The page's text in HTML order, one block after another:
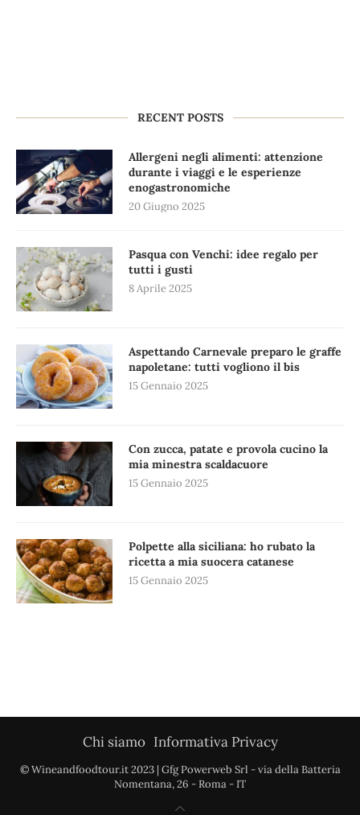
RECENT POSTS
Allergeni negli alimenti: attenzione
durante i viaggi e le esperienze
enogastronomiche
20 Giugno 2025
Pasqua con Venchi: idee regalo per
tutti i gusti
8 Aprile 2025
Aspettando Carnevale preparo le graffe
napoletane: tutti vogliono il bis
15 Gennaio 2025
Con zucca, patate e provola cucino la
mia minestra scaldacuore
15 Gennaio 2025
Polpette alla siciliana: ho rubato la
ricetta a mia suocera catanese
15 Gennaio 2025
Chi siamo Informativa Privacy
© Wineandfoodtour.it 2023 | Gfg Powerweb Srl - via della Batteria
Nomentana, 26 - Roma - IT